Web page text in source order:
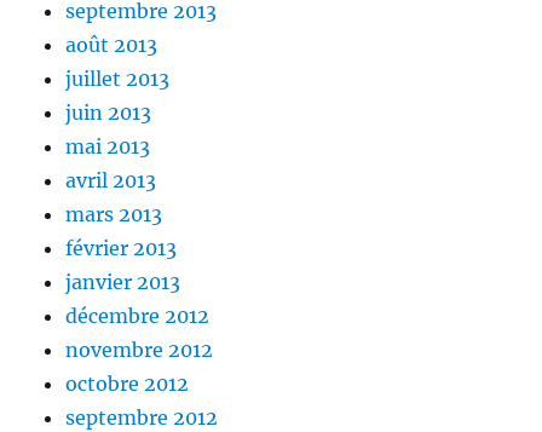
septembre 2013
août 2013
juillet 2013
juin 2013
mai 2013
avril 2013
mars 2013
février 2013
janvier 2013
décembre 2012
novembre 2012
octobre 2012
septembre 2012